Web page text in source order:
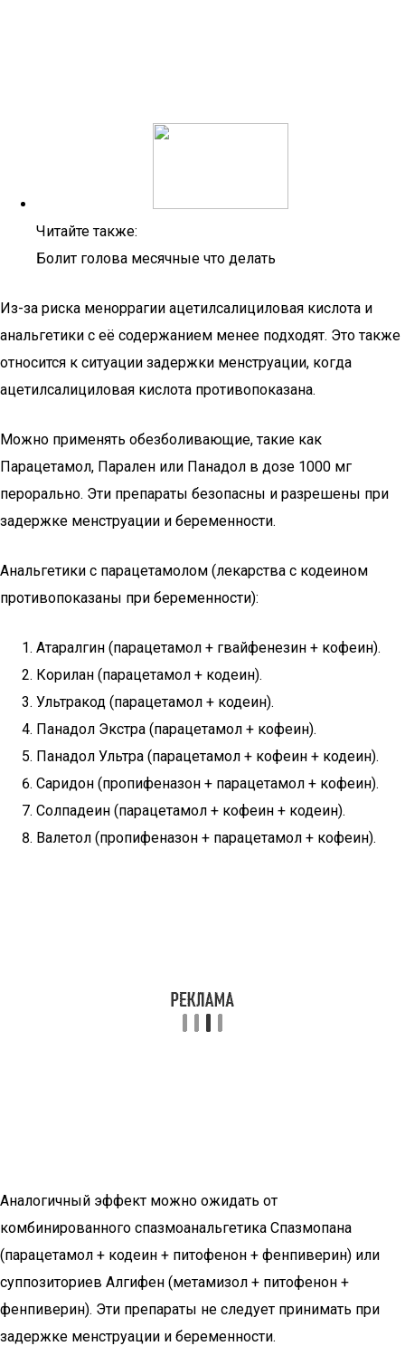
Читайте также:
Болит голова месячные что делать
Из-за риска меноррагии ацетилсалициловая кислота и
анальгетики с её содержанием менее подходят. Это также
относится к ситуации задержки менструации, когда
ацетилсалициловая кислота противопоказана.
Можно применять обезболивающие, такие как
Парацетамол, Парален или Панадол в дозе 1000 мг
перорально. Эти препараты безопасны и разрешены при
задержке менструации и беременности.
Анальгетики с парацетамолом (лекарства с кодеином
противопоказаны при беременности):
Атаралгин (парацетамол + гвайфенезин + кофеин).
Корилан (парацетамол + кодеин).
Ультракод (парацетамол + кодеин).
Панадол Экстра (парацетамол + кофеин).
Панадол Ультра (парацетамол + кофеин + кодеин).
Саридон (пропифеназон + парацетамол + кофеин).
Солпадеин (парацетамол + кофеин + кодеин).
Валетол (пропифеназон + парацетамол + кофеин).
Аналогичный эффект можно ожидать от
комбинированного спазмоанальгетика Спазмопана
(парацетамол + кодеин + питофенон + фенпиверин) или
суппозиториев Алгифен (метамизол + питофенон +
фенпиверин). Эти препараты не следует принимать при
задержке менструации и беременности.